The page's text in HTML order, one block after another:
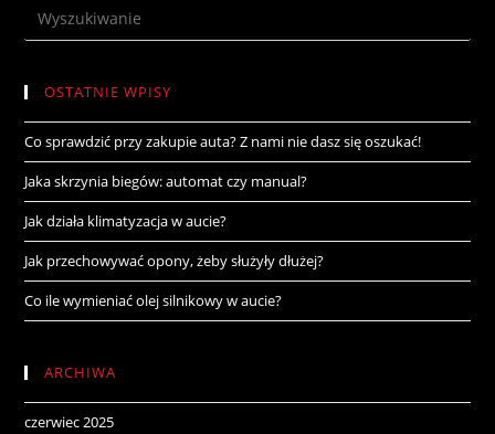
OSTATNIE WPISY
Co sprawdzić przy zakupie auta? Z nami nie dasz się oszukać!
Jaka skrzynia biegów: automat czy manual?
Jak działa klimatyzacja w aucie?
Jak przechowywać opony, żeby służyły dłużej?
Co ile wymieniać olej silnikowy w aucie?
ARCHIWA
czerwiec 2025